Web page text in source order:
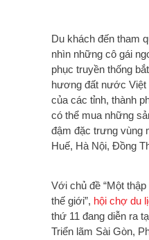
Du khách đến tham
nhìn những cô gái
phục truyền thống
hương đất nước Việt
của các tỉnh, thành
có thể mua những
đậm đặc trưng vùng
Huế, Hà Nội, Đồng
Với chủ đề “Một
thế giới”, hội chợ du
thứ 11 đang diễn ra
Triển lãm Sài Gòn,